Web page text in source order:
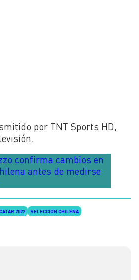
por TNT Sports HD,
confirma cambios en
antes de medirse
2022 SELECCIÓN CHILENA